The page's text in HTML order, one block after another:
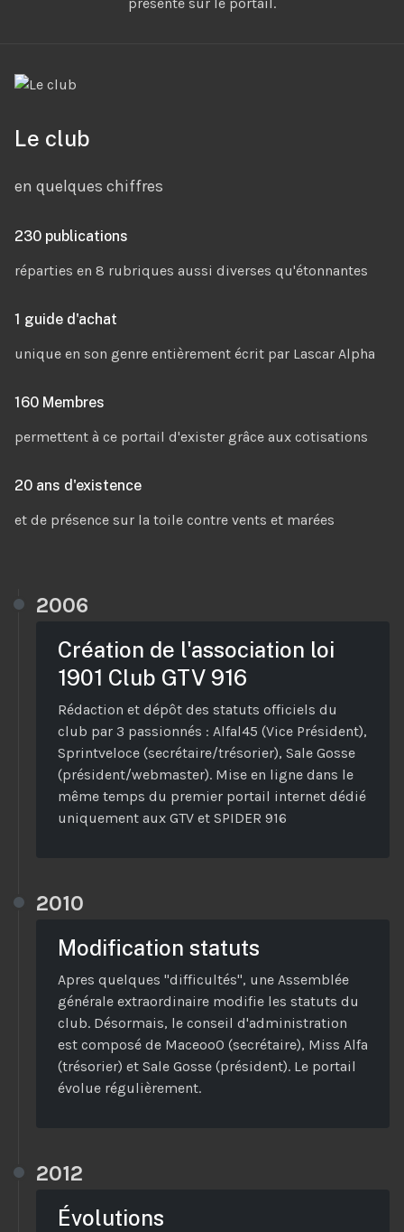
Le club
en quelques chiffres
230 publications
réparties en 8 rubriques aussi diverses qu'étonnantes
1 guide d'achat
unique en son genre entièrement écrit par Lascar Alpha
160 Membres
permettent à ce portail d'exister grâce aux cotisations
20 ans d'existence
et de présence sur la toile contre vents et marées
2006
Création de l'association loi
1901 Club GTV 916
Rédaction et dépôt des statuts officiels du
club par 3 passionnés : Alfal45 (Vice Président),
Sprintveloce (secrétaire/trésorier), Sale Gosse
(président/webmaster). Mise en ligne dans le
même temps du premier portail internet dédié
uniquement aux GTV et SPIDER 916
2010
Modification statuts
Apres quelques "difficultés", une Assemblée
générale extraordinaire modifie les statuts du
club. Désormais, le conseil d'administration
est composé de MaceooO (secrétaire), Miss Alfa
(trésorier) et Sale Gosse (président). Le portail
évolue régulièrement.
2012
Évolutions